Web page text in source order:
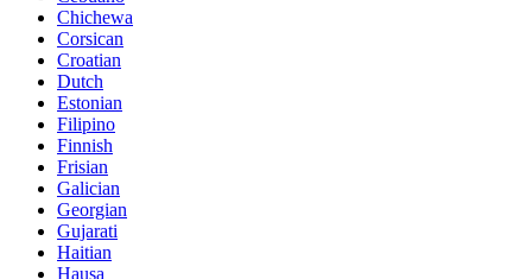
Chichewa
Corsican
Croatian
Dutch
Estonian
Filipino
Finnish
Frisian
Galician
Georgian
Gujarati
Haitian
Hausa